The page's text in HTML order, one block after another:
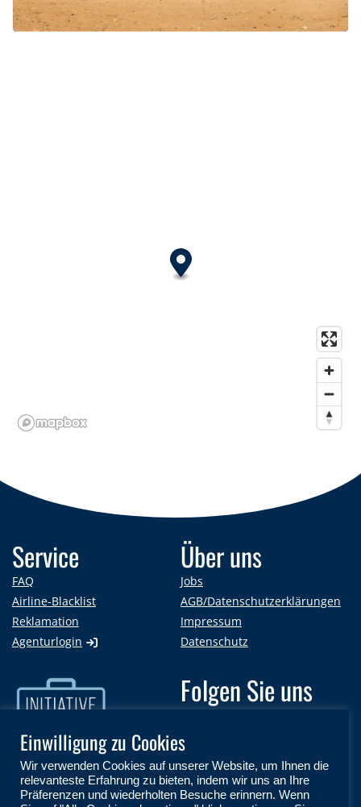
Service
FAQ
Airline-Blacklist
Reklamation
Agenturlogin
Über uns
Jobs
AGB/Datenschutzerklärungen
Impressum
Datenschutz
Folgen Sie uns
auf:
Einwilligung zu Cookies
Wir verwenden Cookies auf unserer Website, um Ihnen die
relevanteste Erfahrung zu bieten, indem wir uns an Ihre
Präferenzen und wiederholten Besuche erinnern. Wenn